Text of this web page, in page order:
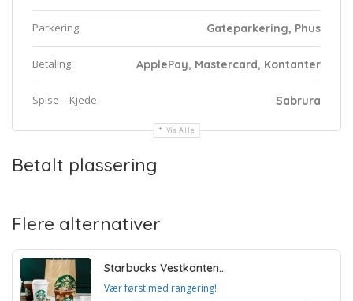
Parkering: Gateparkering, Phus
Betaling: ApplePay, Mastercard, Kontanter
Spise – Kjede: Sabrura
Vis Alle
Betalt plassering
Flere alternativer
Starbucks Vestkanten..
Vær først med rangering!